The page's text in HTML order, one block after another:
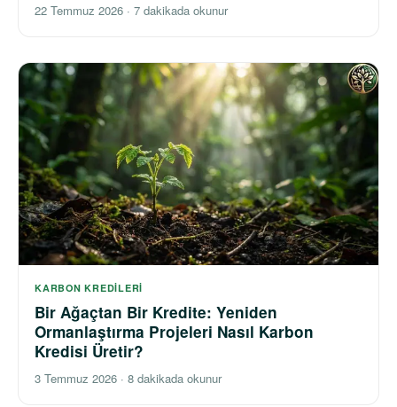
22 Temmuz 2026 · 7 dakikada okunur
KARBON KREDILERI
Bir Ağaçtan Bir Kredite: Yeniden
Ormanlaştırma Projeleri Nasıl Karbon
Kredisi Üretir?
3 Temmuz 2026 · 8 dakikada okunur